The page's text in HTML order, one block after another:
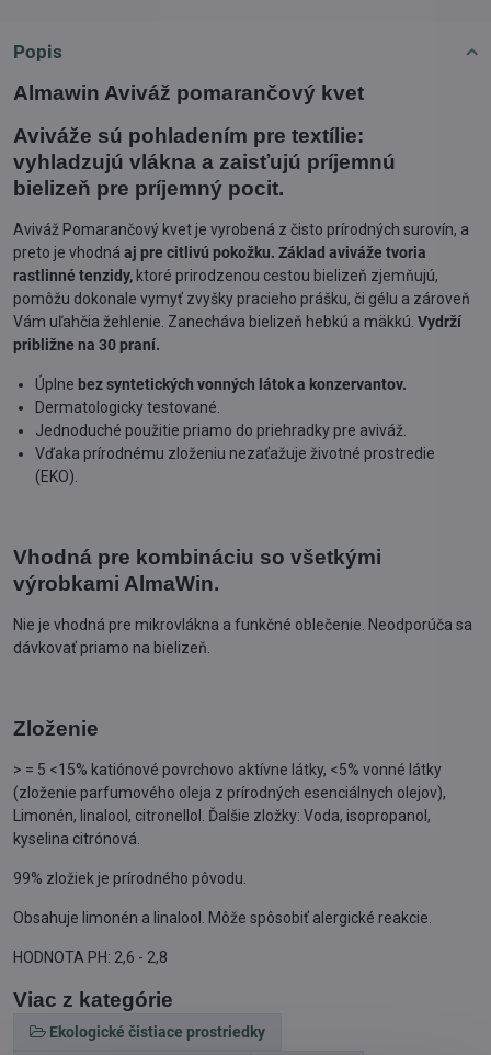
Popis
Almawin Aviváž pomarančový kvet
Aviváže sú pohladením pre textílie:
vyhladzujú vlákna a zaisťujú príjemnú
bielizeň pre príjemný pocit.
Aviváž Pomarančový kvet je vyrobená z čisto prírodných surovín, a
preto je vhodná aj pre citlivú pokožku. Základ aviváže tvoria
rastlinné tenzidy, ktoré prirodzenou cestou bielizeň zjemňujú,
pomôžu dokonale vymyť zvyšky pracieho prášku, či gélu a zároveň
Vám uľahčia žehlenie. Zanecháva bielizeň hebkú a mäkkú. Vydrží
približne na 30 praní.
Úplne bez syntetických vonných látok a konzervantov.
Dermatologicky testované.
Jednoduché použitie priamo do priehradky pre aviváž.
Vďaka prírodnému zloženiu nezaťažuje životné prostredie
(EKO).
Vhodná pre kombináciu so všetkými
výrobkami AlmaWin.
Nie je vhodná pre mikrovlákna a funkčné oblečenie. Neodporúča sa
dávkovať priamo na bielizeň.
Zloženie
> = 5 <15% katiónové povrchovo aktívne látky, <5% vonné látky
(zloženie parfumového oleja z prírodných esenciálnych olejov),
Limonén, linalool, citronellol. Ďalšie zložky: Voda, isopropanol,
kyselina citrónová.
99% zložiek je prírodného pôvodu.
Obsahuje limonén a linalool. Môže spôsobiť alergické reakcie.
HODNOTA PH: 2,6 - 2,8
Viac z kategórie
Ekologické čistiace prostriedky